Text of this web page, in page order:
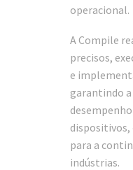
operacional.
A Compile
precisos,
e
garantindo
para a
indústrias.